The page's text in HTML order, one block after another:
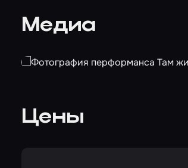
Медиа
Цены